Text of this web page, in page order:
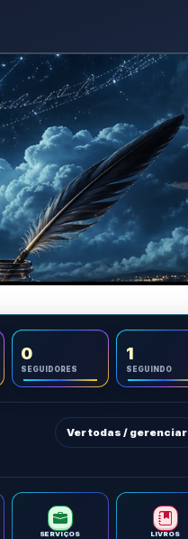
0
SEGUIDORES
1
SEGUINDO
Ver todas / gerenciar
SERVIÇOS LIVROS